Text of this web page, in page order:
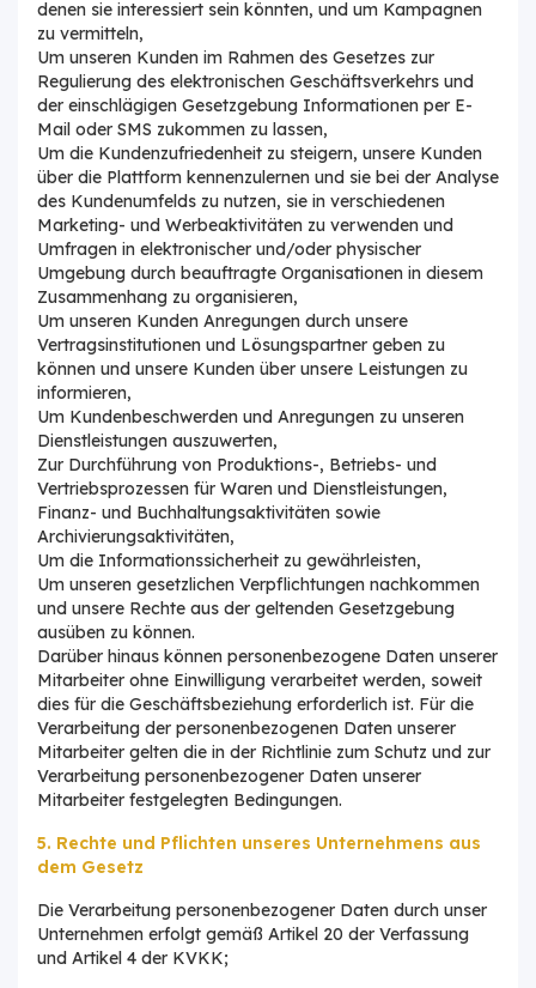
denen sie interessiert sein könnten, und um Kampagnen
zu vermitteln,
Um unseren Kunden im Rahmen des Gesetzes zur
Regulierung des elektronischen Geschäftsverkehrs und
der einschlägigen Gesetzgebung Informationen per E-
Mail oder SMS zukommen zu lassen,
Um die Kundenzufriedenheit zu steigern, unsere Kunden
über die Plattform kennenzulernen und sie bei der Analyse
des Kundenumfelds zu nutzen, sie in verschiedenen
Marketing- und Werbeaktivitäten zu verwenden und
Umfragen in elektronischer und/oder physischer
Umgebung durch beauftragte Organisationen in diesem
Zusammenhang zu organisieren,
Um unseren Kunden Anregungen durch unsere
Vertragsinstitutionen und Lösungspartner geben zu
können und unsere Kunden über unsere Leistungen zu
informieren,
Um Kundenbeschwerden und Anregungen zu unseren
Dienstleistungen auszuwerten,
Zur Durchführung von Produktions-, Betriebs- und
Vertriebsprozessen für Waren und Dienstleistungen,
Finanz- und Buchhaltungsaktivitäten sowie
Archivierungsaktivitäten,
Um die Informationssicherheit zu gewährleisten,
Um unseren gesetzlichen Verpflichtungen nachkommen
und unsere Rechte aus der geltenden Gesetzgebung
ausüben zu können.
Darüber hinaus können personenbezogene Daten unserer
Mitarbeiter ohne Einwilligung verarbeitet werden, soweit
dies für die Geschäftsbeziehung erforderlich ist. Für die
Verarbeitung der personenbezogenen Daten unserer
Mitarbeiter gelten die in der Richtlinie zum Schutz und zur
Verarbeitung personenbezogener Daten unserer
Mitarbeiter festgelegten Bedingungen.
5. Rechte und Pflichten unseres Unternehmens aus
dem Gesetz
Die Verarbeitung personenbezogener Daten durch unser
Unternehmen erfolgt gemäß Artikel 20 der Verfassung
und Artikel 4 der KVKK;